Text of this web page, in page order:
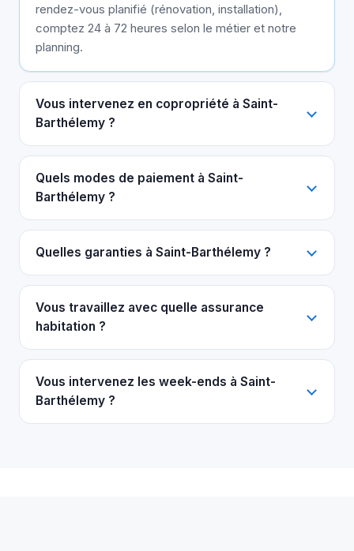
rendez-vous planifié (rénovation, installation),
comptez 24 à 72 heures selon le métier et notre
planning.
Vous intervenez en copropriété à Saint-
Barthélemy ?
Quels modes de paiement à Saint-
Barthélemy ?
Quelles garanties à Saint-Barthélemy ?
Vous travaillez avec quelle assurance
habitation ?
Vous intervenez les week-ends à Saint-
Barthélemy ?